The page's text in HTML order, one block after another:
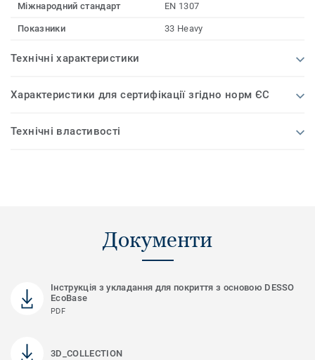
Міжнародний стандарт
EN 1307
Показники 33 Heavy
Технічні характеристики
Характеристики для сертифікації згідно норм ЄС
Технічні властивості
Документи
Інструкція з укладання для покриття з основою DESSO
EcoBase
PDF
3D_COLLECTION